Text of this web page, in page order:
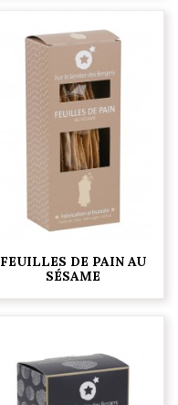
FEUILLES DE PAIN AU
SÉSAME